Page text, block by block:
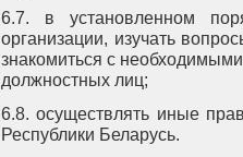
6.7. в установленном
организации, изучать
знакомиться с
должностных лиц;
6.8. осуществлять иные
Республики Беларусь.